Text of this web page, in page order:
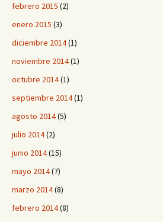
febrero 2015 (2)
enero 2015 (3)
diciembre 2014(1)
noviembre 2014(1)
octubre 2014(1)
septiembre 2014(1)
agosto 2014(5)
julio 2014(2)
junio 2014(15)
mayo 2014(7)
marzo 2014(8)
febrero 2014(8)